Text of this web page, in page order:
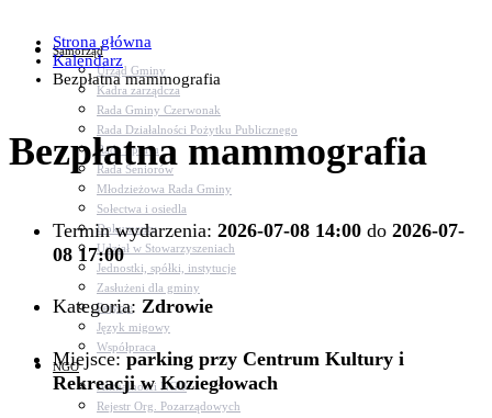
Samorząd
Urząd Gminy
Kadra zarządcza
Rada Gminy Czerwonak
Rada Działalności Pożytku Publicznego
Rada Sportu
Rada Seniorów
Młodzieżowa Rada Gminy
Sołectwa i osiedla
Dokumenty
Udział w Stowarzyszeniach
Jednostki, spółki, instytucje
Zasłużeni dla gminy
Petycje
Język migowy
Współpraca
NGO
Aktualności NGO
Rejestr Org. Pozarządowych
Strona główna
Kalendarz
Bezpłatna mammografia
Bezpłatna mammografia
Termin wydarzenia: 2026-07-08 14:00 do 2026-07-
08 17:00
Kategoria: Zdrowie
Miejsce:parking przy Centrum Kultury i
Rekreacji w Koziegłowach